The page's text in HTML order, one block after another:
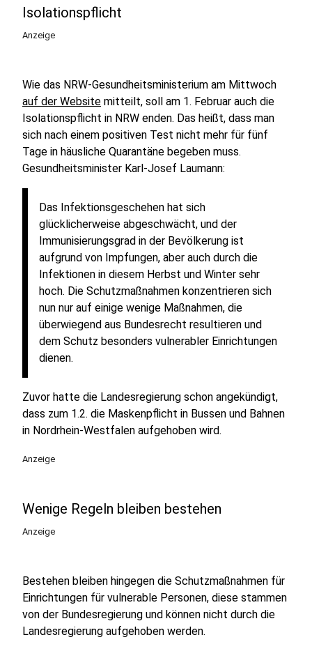
Isolationspflicht
Anzeige
Wie das NRW-Gesundheitsministerium am Mittwoch
auf der Website mitteilt, soll am 1. Februar auch die
Isolationspflicht in NRW enden. Das heißt, dass man
sich nach einem positiven Test nicht mehr für fünf
Tage in häusliche Quarantäne begeben muss.
Gesundheitsminister Karl-Josef Laumann:
Das Infektionsgeschehen hat sich
glücklicherweise abgeschwächt, und der
Immunisierungsgrad in der Bevölkerung ist
aufgrund von Impfungen, aber auch durch die
Infektionen in diesem Herbst und Winter sehr
hoch. Die Schutzmaßnahmen konzentrieren sich
nun nur auf einige wenige Maßnahmen, die
überwiegend aus Bundesrecht resultieren und
dem Schutz besonders vulnerabler Einrichtungen
dienen.
Zuvor hatte die Landesregierung schon angekündigt,
dass zum 1.2. die Maskenpflicht in Bussen und Bahnen
in Nordrhein-Westfalen aufgehoben wird.
Anzeige
Wenige Regeln bleiben bestehen
Anzeige
Bestehen bleiben hingegen die Schutzmaßnahmen für
Einrichtungen für vulnerable Personen, diese stammen
von der Bundesregierung und können nicht durch die
Landesregierung aufgehoben werden.